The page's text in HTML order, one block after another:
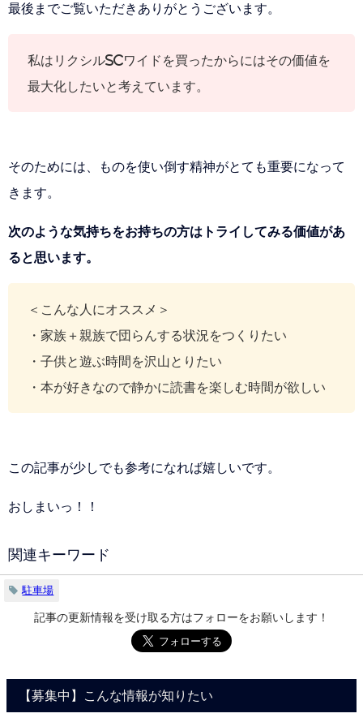
最後までご覧いただきありがとうございます。
私はリクシルSCワイドを買ったからにはその価値を
最大化したいと考えています。
そのためには、ものを使い倒す精神がとても重要になって
きます。
次のような気持ちをお持ちの方はトライしてみる価値があ
ると思います。
＜こんな人にオススメ＞
・家族＋親族で団らんする状況をつくりたい
・子供と遊ぶ時間を沢山とりたい
・本が好きなので静かに読書を楽しむ時間が欲しい
この記事が少しでも参考になれば嬉しいです。
おしまいっ！！
関連キーワード
駐車場
記事の更新情報を受け取る方はフォローをお願いします！
【募集中】こんな情報が知りたい